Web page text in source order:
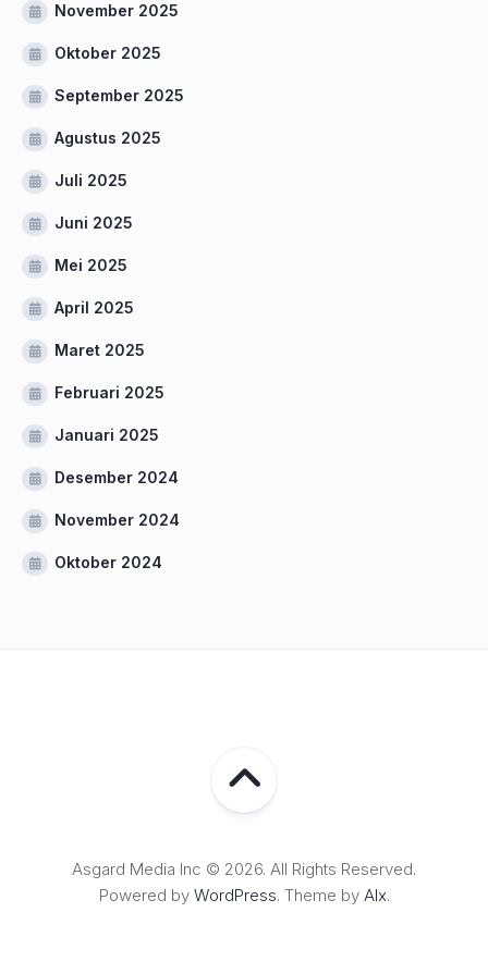
November 2025
Oktober 2025
September 2025
Agustus 2025
Juli 2025
Juni 2025
Mei 2025
April 2025
Maret 2025
Februari 2025
Januari 2025
Desember 2024
November 2024
Oktober 2024
Asgard Media Inc © 2026. All Rights Reserved.
Powered by WordPress. Theme by Alx.